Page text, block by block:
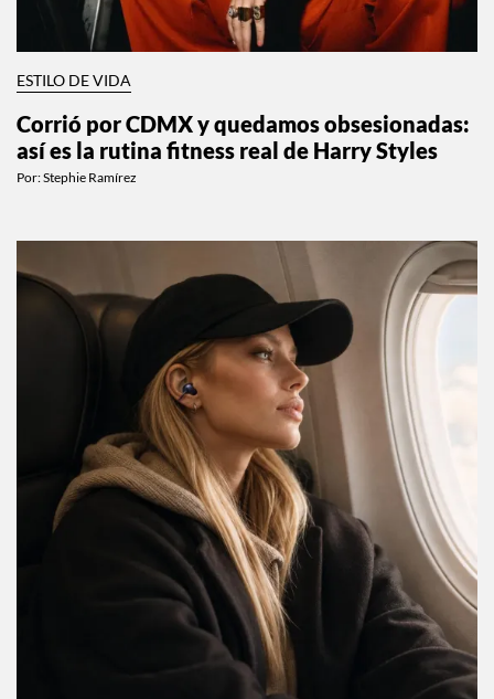
ESTILO DE VIDA
Corrió por CDMX y quedamos obsesionadas:
así es la rutina fitness real de Harry Styles
Por:Stephie Ramírez